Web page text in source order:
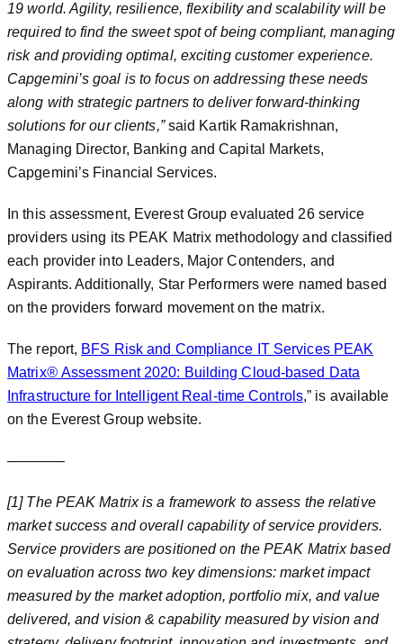
19 world. Agility, resilience, flexibility and scalability will be
required to find the sweet spot of being compliant, managing
risk and providing optimal, exciting customer experience.
Capgemini’s goal is to focus on addressing these needs
along with strategic partners to deliver forward-thinking
solutions for our clients,”said Kartik Ramakrishnan,
Managing Director, Banking and Capital Markets,
Capgemini’s Financial Services.
In this assessment, Everest Group evaluated 26 service
providers using its PEAK Matrix methodology and classified
each provider into Leaders, Major Contenders, and
Aspirants. Additionally, Star Performers were named based
on the providers forward movement on the matrix.
The report, BFS Risk and Compliance IT Services PEAK
Matrix®Assessment 2020: Building Cloud-based Data
Infrastructure for Intelligent Real-time Controls,” is available
on the Everest Group website.
————
[1] The PEAK Matrix is a framework to assess the relative
market success and overall capability of service providers.
Service providers are positioned on the PEAK Matrix based
on evaluation across two key dimensions: market impact
measured by the market adoption, portfolio mix, and value
delivered, and vision & capability measured by vision and